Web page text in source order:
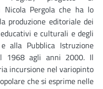
Pergola che ha lo
produzione editoriale dei
e culturali e degli
alla Pubblica Istruzione
1968 agli anni 2000. Il
incursione nel variopinto
che si esprime nelle